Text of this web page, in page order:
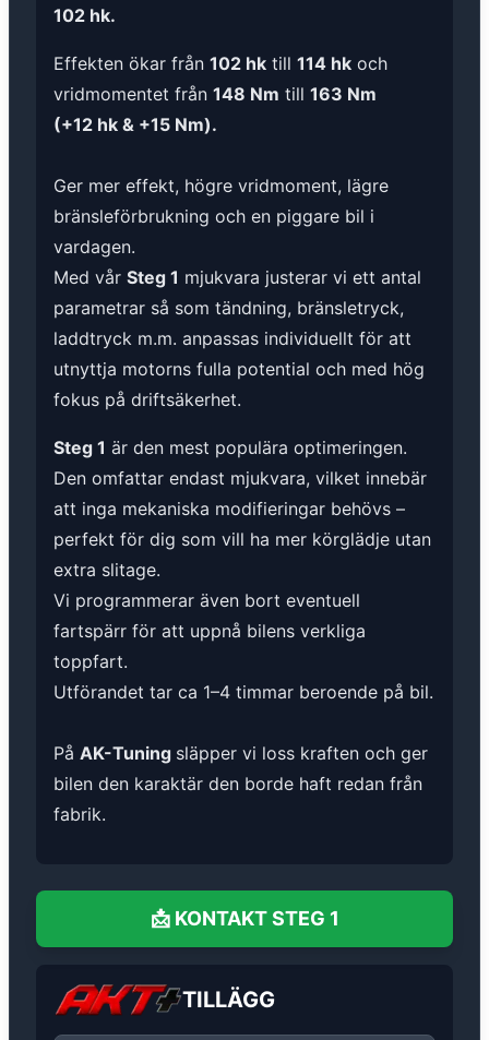
102 hk.
Effekten ökar från 102 hk till 114 hk och
vridmomentet från 148 Nm till 163 Nm
(+12 hk & +15 Nm).
Ger mer effekt, högre vridmoment, lägre
bränsleförbrukning och en piggare bil i
vardagen.
Med vår Steg 1 mjukvara justerar vi ett antal
parametrar så som tändning, bränsletryck,
laddtryck m.m. anpassas individuellt för att
utnyttja motorns fulla potential och med hög
fokus på driftsäkerhet.
Steg 1 är den mest populära optimeringen.
Den omfattar endast mjukvara, vilket innebär
att inga mekaniska modifieringar behövs –
perfekt för dig som vill ha mer körglädje utan
extra slitage.
Vi programmerar även bort eventuell
fartspärr för att uppnå bilens verkliga
toppfart.
Utförandet tar ca 1–4 timmar beroende på bil.
På AK-Tuning släpper vi loss kraften och ger
bilen den karaktär den borde haft redan från
fabrik.
📩 KONTAKT STEG 1
TILLÄGG